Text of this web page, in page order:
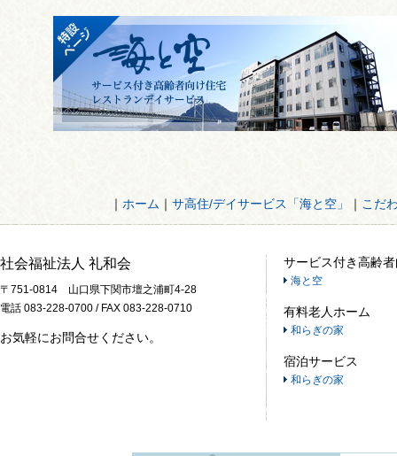
｜ ホーム ｜ サ高住/デイサービス「海と空」 ｜ こだ
社会福祉法人 礼和会
〒751-0814 山口県下関市壇之浦町4-28
電話 083-228-0700 / FAX 083-228-0710
お気軽にお問合せください。
サービス付き高齢
海と空
有料老人ホーム
和らぎの家
宿泊サービス
和らぎの家